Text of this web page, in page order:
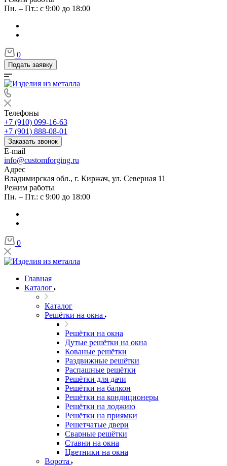
Пн. – Пт.: с 9:00 до 18:00
0
Подать заявку
Телефоны
+7 (910) 099-16-63
+7 (901) 888-08-01
Заказать звонок
E-mail
info@customforging.ru
Адрес
Владимирская обл., г. Киржач, ул. Северная 11
Режим работы
Пн. – Пт.: с 9:00 до 18:00
0
Главная
Каталог
Каталог
Решётки на окна
Решётки на окна
Дутые решётки на окна
Кованые решётки
Раздвижные решётки
Распашные решётки
Решётки для дачи
Решётки на балкон
Решётки на кондиционеры
Решётки на лоджию
Решётки на приямки
Решетчатые двери
Сварные решётки
Ставни на окна
Цветники на окна
Ворота